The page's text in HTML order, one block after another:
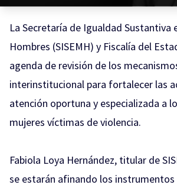
La Secretaría de Igualdad Sustantiva
Hombres (SISEMH) y Fiscalía del
agenda de revisión de los
interinstitucional para fortalecer las
atención oportuna y especializada a
mujeres víctimas de violencia.
Fabiola Loya Hernández, titular de
se estarán afinando los instrumentos